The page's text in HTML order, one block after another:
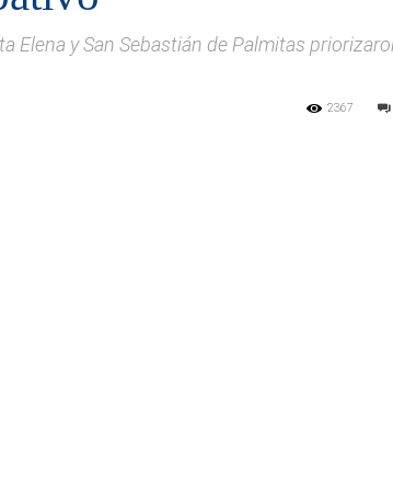
Elena y San Sebastián de Palmitas
2367